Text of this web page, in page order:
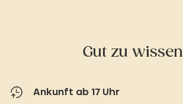
Gut zu wissen
Ankunft ab 17 Uhr